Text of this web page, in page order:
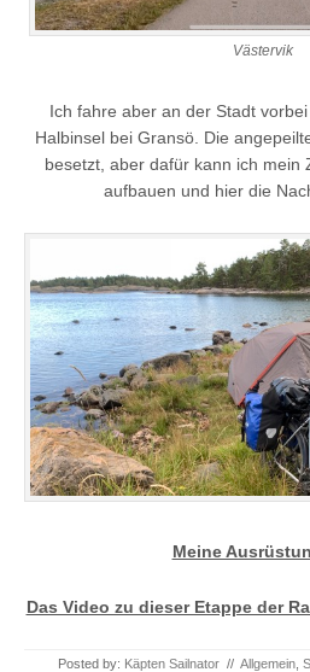
Västervik
Ich fahre aber an der Stadt
Halbinsel bei Gransö. Die
besetzt, aber dafür kann ich mein
aufbauen und hier die
Meine
Das Video zu dieser Etappe der
Posted by: Käpten Sailnator // Allgemein,